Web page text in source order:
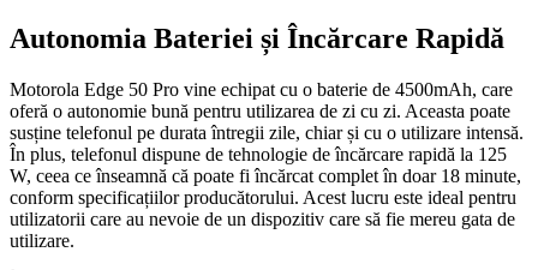
Autonomia Bateriei și Încărcare Rapidă
Motorola Edge 50 Pro vine echipat cu o baterie de 4500mAh, care
oferă o autonomie bună pentru utilizarea de zi cu zi. Aceasta poate
susține telefonul pe durata întregii zile, chiar și cu o utilizare intensă.
În plus, telefonul dispune de tehnologie de încărcare rapidă la 125
W, ceea ce înseamnă că poate fi încărcat complet în doar 18 minute,
conform specificațiilor producătorului. Acest lucru este ideal pentru
utilizatorii care au nevoie de un dispozitiv care să fie mereu gata de
utilizare.